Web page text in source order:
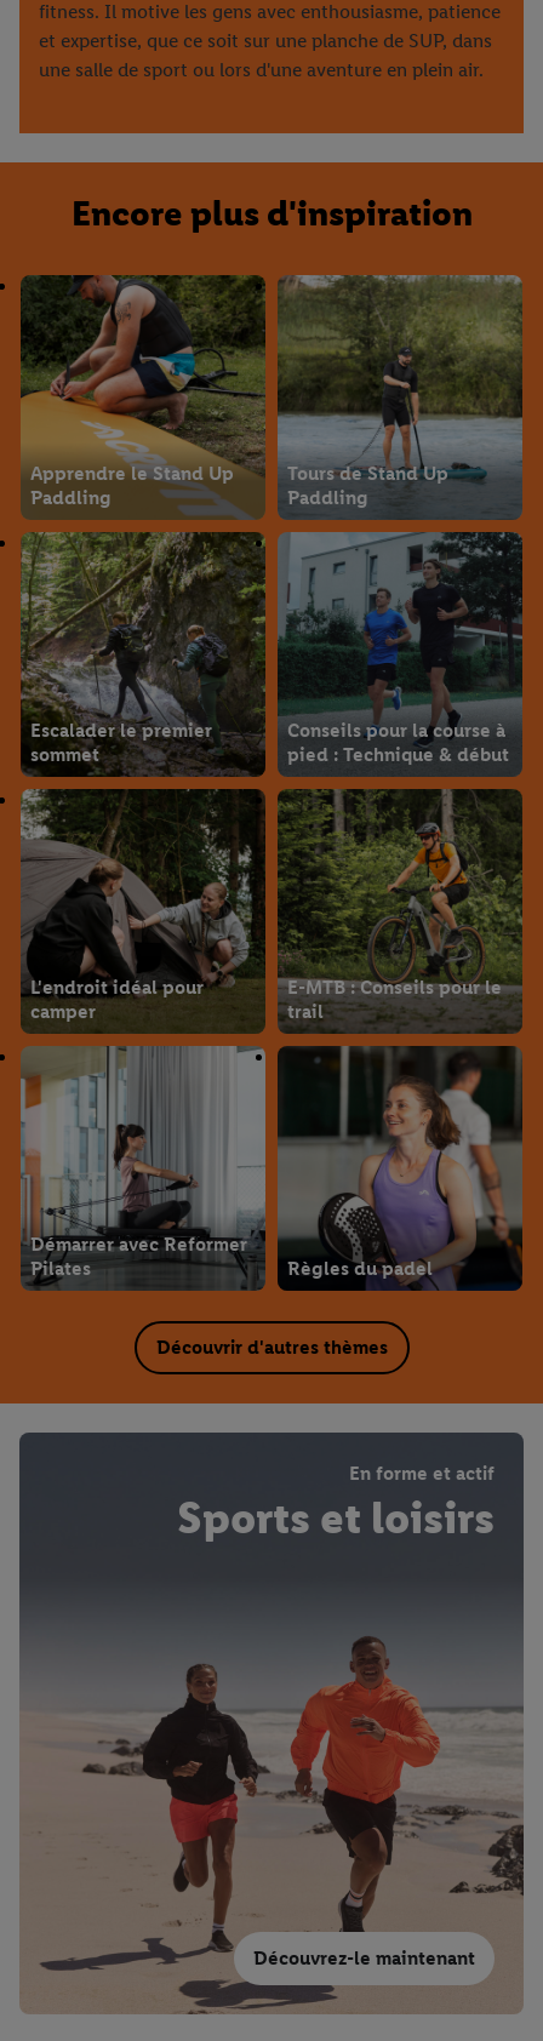
fitness. Il motive les gens avec enthousiasme, patience
et expertise, que ce soit sur une planche de SUP, dans
une salle de sport ou lors d'une aventure en plein air.
Encore plus d'inspiration
Apprendre le Stand Up
Paddling
Tours de Stand Up
Paddling
Escalader le premier
sommet
Conseils pour la course à
pied : Technique & début
L'endroit idéal pour
camper
E-MTB : Conseils pour le
trail
Démarrer avec Reformer
Pilates
Règles du padel
Découvrir d'autres thèmes
En forme et actif
Sports et loisirs
Découvrez-le maintenant